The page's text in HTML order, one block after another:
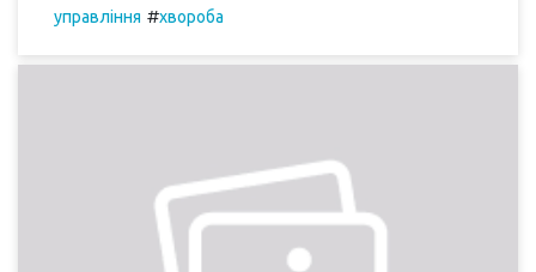
управління #хвороба